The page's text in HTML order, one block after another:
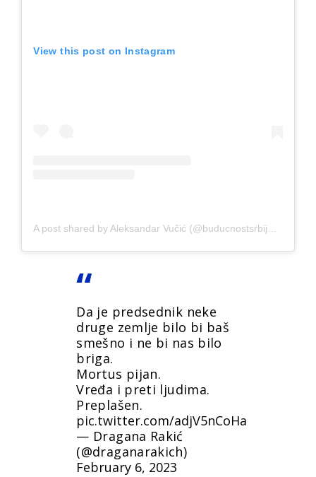
View this post on Instagram
A post shared by Aleksandar Vučić (@buducnostsrbijeav)
Da je predsednik neke
druge zemlje bilo bi baš
smešno i ne bi nas bilo
briga.
Mortus pijan.
Vređa i preti ljudima.
Preplašen.
pic.twitter.com/adjV5nCoHa
— Dragana Rakić
(@draganarakich)
February 6, 2023